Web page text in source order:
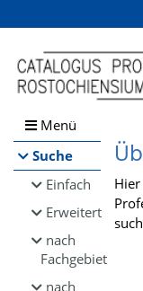
Browsen
direkt zum Inhalt
Menü
Suche
Einfach
Erweitert
nach
Fachgebiet
nach